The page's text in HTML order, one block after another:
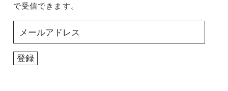
で受信できます。
ル
ア
登録